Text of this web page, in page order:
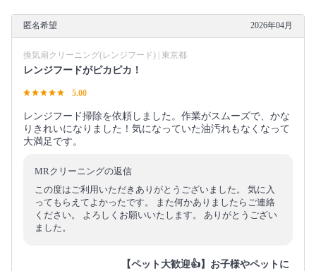
匿名希望 2026年04月
換気扇クリーニング(レンジフード) | 東京都
レンジフードがピカピカ！
5.00
レンジフード掃除を依頼しました。作業がスムーズで、かな
りきれいになりました！気になっていた油汚れもなくなって
大満足です。
MRクリーニングの返信
この度はご利用いただきありがとうございました。 気に入
ってもらえてよかったです。 また何かありましたらご連絡
ください。 よろしくお願いいたします。 ありがとうござい
ました。
【ペット大歓迎👍】お子様やペットに